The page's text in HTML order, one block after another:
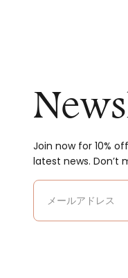
Join now for 10%
latest news. Don’t
メールアドレス